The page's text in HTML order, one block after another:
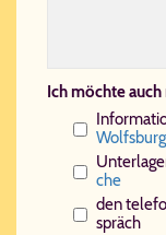
Ich möchte auch
Wolfs­burg
che
den
spräch